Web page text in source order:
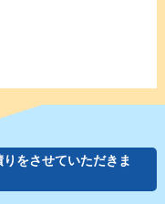
をさせていただきま